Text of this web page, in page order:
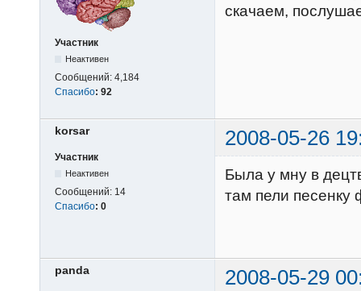
Участник
Неактивен
Сообщений: 4,184
Спасибо: 92
скачаем,
korsar 2008-05-26
Участник
Неактивен
Сообщений: 14
Спасибо: 0
Была у мну в
там пели
panda 2008-05-29